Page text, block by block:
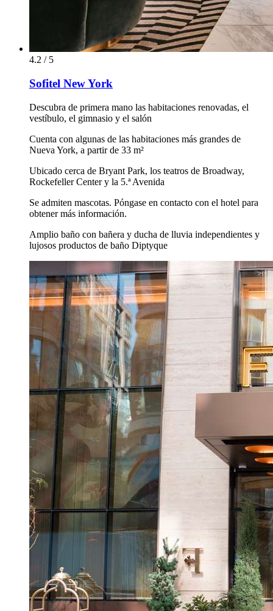
4.2 / 5
Sofitel New York
Descubra de primera mano las habitaciones renovadas, el
vestíbulo, el gimnasio y el salón
Cuenta con algunas de las habitaciones más grandes de
Nueva York, a partir de 33 m²
Ubicado cerca de Bryant Park, los teatros de Broadway,
Rockefeller Center y la 5.ª Avenida
Se admiten mascotas. Póngase en contacto con el hotel para
obtener más información.
Amplio baño con bañera y ducha de lluvia independientes y
lujosos productos de baño Diptyque